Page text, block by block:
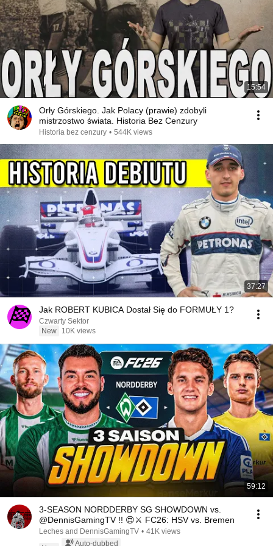
15:54
Orły Górskiego. Jak Polacy (prawie) zdobyli
mistrzostwo świata. Historia Bez Cenzury
Historia bez cenzury • 544K views
37:27
Jak ROBERT KUBICA Dostał Się do FORMUŁY 1?
Czwarty Sektor
New
10K views
59:12
3-SEASON NORDDERBY SG SHOWDOWN vs.
@DennisGamingTV !! 😍⚔️ FC26: HSV vs. Bremen
Leches and DennisGamingTV • 41K views
Auto-dubbed